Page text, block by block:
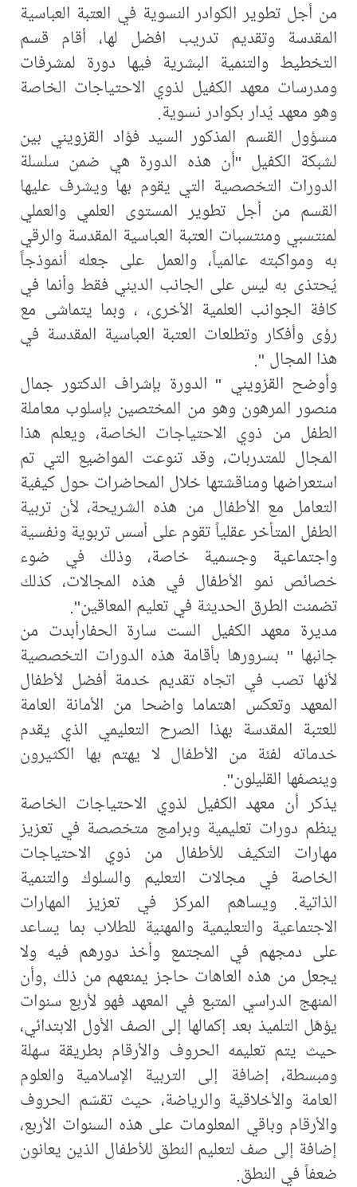
من أجل تطوير الكوادر النسوية في العتبة العباسية
المقدسة وتقديم تدريب افضل لها، أقام قسم
التخطيط والتنمية البشرية فيها دورة لمشرفات
ومدرسات معهد الكفيل لذوي الاحتياجات الخاصة
وهو معهد يُدار بكوادر نسوية.
مسؤول القسم المذكور السيد فؤاد القزويني بين
لشبكة الكفيل "أن هذه الدورة هي ضمن سلسلة
الدورات التخصصية التي يقوم بها ويشرف عليها
القسم من أجل تطوير المستوى العلمي والعملي
لمنتسبي ومنتسبات العتبة العباسية المقدسة والرقي
به ومواكبته عالمياً، والعمل على جعله أنموذجاً
يُحتذى به ليس على الجانب الديني فقط وأنما في
كافة الجوانب العلمية الأخرى، ، وبما يتماشى مع
رؤى وأفكار وتطلعات العتبة العباسية المقدسة في
هذا المجال ".
وأوضح القزويني " الدورة بإشراف الدكتور جمال
منصور المرهون وهو من المختصين بإسلوب معاملة
الطفل من ذوي الاحتياجات الخاصة، ويعلم هذا
المجال للمتدربات، وقد تنوعت المواضيع التي تم
استعراضها ومناقشتها خلال المحاضرات حول كيفية
التعامل مع الأطفال من هذه الشريحة، لأن تربية
الطفل المتأخر عقلياً تقوم على أسس تربوية ونفسية
واجتماعية وجسمية خاصة، وذلك في ضوء
خصائص نمو الأطفال في هذه المجالات، كذلك
تضمنت الطرق الحديثة في تعليم المعاقين".
مديرة معهد الكفيل الست سارة الحفارأبدت من
جانبها " بسرورها بأقامة هذه الدورات التخصصية
لأنها تصب في اتجاه تقديم خدمة أفضل لأطفال
المعهد وتعكس اهتماما واضحا من الأمانة العامة
للعتبة المقدسة بهذا الصرح التعليمي الذي يقدم
خدماته لفئة من الأطفال لا يهتم بها الكثيرون
وينصفها القليلون".
يذكر أن معهد الكفيل لذوي الاحتياجات الخاصة
ينظم دورات تعليمية وبرامج متخصصة في تعزيز
مهارات التكيف للأطفال من ذوي الاحتياجات
‏الخاصة في مجالات التعليم والسلوك والتنمية
الذاتية. ويساهم المركز في تعزيز المهارات
الاجتماعية والتعليمية والمهنية للطلاب بما يساعد
على ‏دمجهم في المجتمع وأخذ دورهم فيه ولا
يجعل من هذه العاهات حاجز يمنعهم من ذلك ,وأن
المنهج الدراسي المتبع في المعهد فهو لأربع سنوات
‏يؤهَل التلميذ بعد إكمالها إلى الصف الأول الابتدائي،
حيث يتم تعليمه الحروف والأرقام بطريقة سهلة
ومبسطة، إضافة إلى التربية الإسلامية والعلوم
‏العامة والأخلاقية والرياضة، حيث تقسّم الحروف
والأرقام وباقي المعلومات على هذه السنوات الأربع،
إضافة إلى صف لتعليم النطق للأطفال الذين ‏يعانون
ضعفاً في النطق.